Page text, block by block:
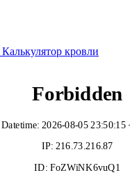
Калькулятор кровли